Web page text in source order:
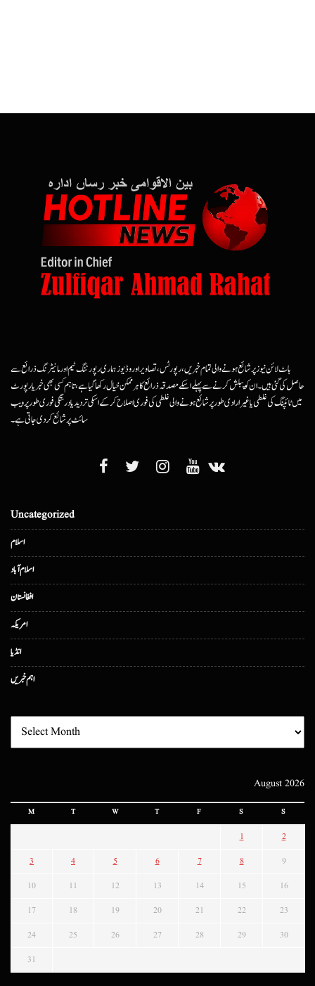
ہاٹ لائن نیوز پر شائع ہونے والی تمام خبریں، رپورٹس، تصاویر اور وڈیوز ہماری رپورٹنگ ٹیم اور مانیٹرنگ ذرائع سے
حاصل کی گئی ہیں۔ ان کو پبلش کرنے سے پہلے اسکے مصدقہ ذرائع کا ہرممکن خیال رکھا گیا ہے، تاہم کسی بھی خبر یا رپورٹ
میں ٹائپنگ کی غلطی یا غیرارادی طور پر شائع ہونے والی غلطی کی فوری اصلاح کرکے اسکی تردید یا درستگی فوری طور پر ویب
سائٹ پر شائع کردی جاتی ہے۔
Uncategorized
اسلام
اسلام آباد
افغانستان
امریکہ
انڈیا
اہم خبریں
August 2026
M T W T F S S
1 2
3 4 5 6 7 8 9
10 11 12 13 14 15 16
17 18 19 20 21 22 23
24 25 26 27 28 29 30
31